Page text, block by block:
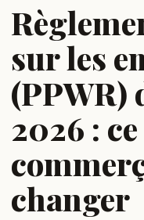
sur les
(PPWR)
2026 :
changer